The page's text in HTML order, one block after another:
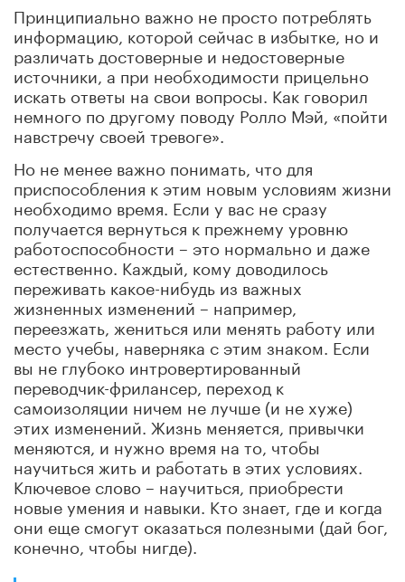
Принципиально важно не просто потреблять
информацию, которой сейчас в избытке, но и
различать достоверные и недостоверные
источники, а при необходимости прицельно
искать ответы на свои вопросы. Как говорил
немного по другому поводу Ролло Мэй, «пойти
навстречу своей тревоге».
Но не менее важно понимать, что для
приспособления к этим новым условиям жизни
необходимо время. Если у вас не сразу
получается вернуться к прежнему уровню
работоспособности – это нормально и даже
естественно. Каждый, кому доводилось
переживать какое-нибудь из важных
жизненных изменений – например,
переезжать, жениться или менять работу или
место учебы, наверняка с этим знаком. Если
вы не глубоко интровертированный
переводчик-фрилансер, переход к
самоизоляции ничем не лучше (и не хуже)
этих изменений. Жизнь меняется, привычки
меняются, и нужно время на то, чтобы
научиться жить и работать в этих условиях.
Ключевое слово – научиться, приобрести
новые умения и навыки. Кто знает, где и когда
они еще смогут оказаться полезными (дай бог,
конечно, чтобы нигде).